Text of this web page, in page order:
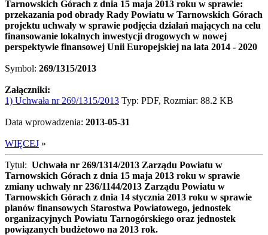
Tarnowskich Górach z dnia 15 maja 2013 roku w sprawie:
przekazania pod obrady Rady Powiatu w Tarnowskich Górach
projektu uchwały w sprawie podjęcia działań mających na celu
finansowanie lokalnych inwestycji drogowych w nowej
perspektywie finansowej Unii Europejskiej na lata 2014 - 2020
Symbol: 269/1315/2013
Załączniki:
1) Uchwała nr 269/1315/2013 Typ: PDF, Rozmiar: 88.2 KB
Data wprowadzenia: 2013-05-31
WIĘCEJ »
Tytuł: Uchwała nr 269/1314/2013 Zarządu Powiatu w
Tarnowskich Górach z dnia 15 maja 2013 roku w sprawie
zmiany uchwały nr 236/1144/2013 Zarządu Powiatu w
Tarnowskich Górach z dnia 14 stycznia 2013 roku w sprawie
planów finansowych Starostwa Powiatowego, jednostek
organizacyjnych Powiatu Tarnogórskiego oraz jednostek
powiązanych budżetowo na 2013 rok.